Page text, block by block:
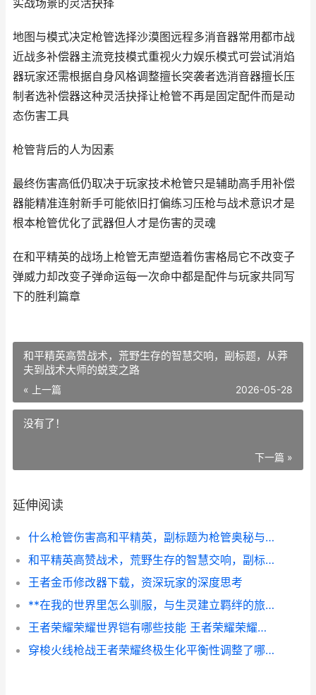
实战场景的灵活抉择
地图与模式决定枪管选择沙漠图远程多消音器常用都市战
近战多补偿器主流竞技模式重视火力娱乐模式可尝试消焰
器玩家还需根据自身风格调整擅长突袭者选消音器擅长压
制者选补偿器这种灵活抉择让枪管不再是固定配件而是动
态伤害工具
枪管背后的人为因素
最终伤害高低仍取决于玩家技术枪管只是辅助高手用补偿
器能精准连射新手可能依旧打偏练习压枪与战术意识才是
根本枪管优化了武器但人才是伤害的灵魂
在和平精英的战场上枪管无声塑造着伤害格局它不改变子
弹威力却改变子弹命运每一次命中都是配件与玩家共同写
下的胜利篇章
和平精英高赞战术，荒野生存的智慧交响，副标题，从莽
夫到战术大师的蜕变之路
« 上一篇 2026-05-28
没有了！
下一篇 »
延伸阅读
什么枪管伤害高和平精英，副标题为枪管奥秘与实战抉择
和平精英高赞战术，荒野生存的智慧交响，副标题，从莽夫到战术大师的蜕变之路
王者金币修改器下载，资深玩家的深度思考
**在我的世界里怎么驯服，与生灵建立羁绊的旅程**
王者荣耀荣耀世界铠有哪些技能 王者荣耀荣耀世界下载
穿梭火线枪战王者荣耀终极生化平衡性调整了哪些内容 穿梭火线枪战王者如何获得帝皇铠甲皮肤